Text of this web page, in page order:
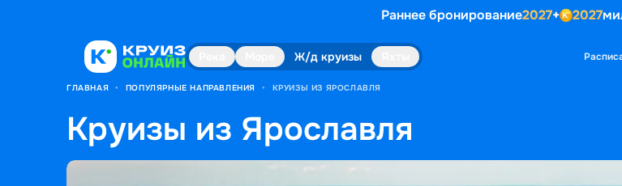
Раннее бронирование2027+ 2027
Ж/д круизы
ГЛАВНАЯ • ПОПУЛЯРНЫЕ НАПРАВЛЕНИЯ • КРУИЗЫ ИЗ ЯРОСЛАВЛЯ
Круизы из Ярославля